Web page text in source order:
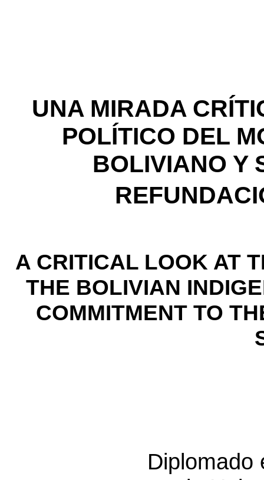
UNA MIRADA
POLÍTICO DEL
BOLIVIANO Y
A CRITICAL LOOK AT
THE BOLIVIAN
COMMITMENT TO
Diplomado